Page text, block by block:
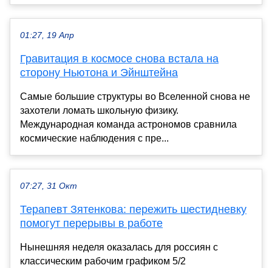
01:27, 19 Апр
Гравитация в космосе снова встала на
сторону Ньютона и Эйнштейна
Самые большие структуры во Вселенной снова не
захотели ломать школьную физику.
Международная команда астрономов сравнила
космические наблюдения с пре...
07:27, 31 Окт
Терапевт Зятенкова: пережить шестидневку
помогут перерывы в работе
Нынешняя неделя оказалась для россиян с
классическим рабочим графиком 5/2